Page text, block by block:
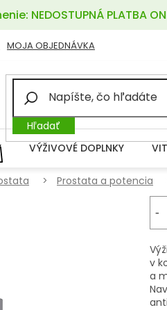
NEDOSTUPNÁ PLATBA
MOJA OBJEDNÁVKA
Hľadať
NÁKUPNÝ
KOŠÍK
VÝŽIVOVÉ DOPLNKY
Prostata a potencia
v
a